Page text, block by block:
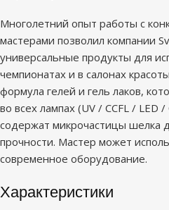
Многолетний опыт работы с
мастерами позволил компании
универсальные продукты для
чемпионатах и в салонах
формула гелей и гель лаков,
во всех лампах (UV / CCFL / LED
содержат микрочастицы шелка
прочности. Мастер может
современное оборудование.
Характеристики